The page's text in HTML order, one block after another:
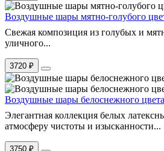
Воздушные шары мятно-голубого
Свежая композиция из голубых и
уличного...
3720 ₽
Воздушные шары белоснежного
Элегантная коллекция белых
атмосферу чистоты и изысканности...
3750 ₽